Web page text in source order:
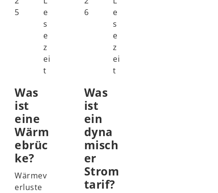
5
e
s
e
z
ei
t
Was
ist
eine
Wärm
ebrüc
ke?
Wärmev
erluste
6
e
s
e
z
ei
t
Was
ist
ein
dyna
misch
er
Strom
tarif?